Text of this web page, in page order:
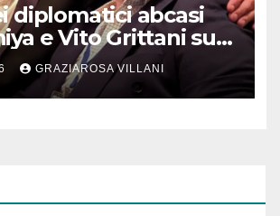
diplomatici abcasi
e Vito Grittani su
“ritiro
di Abcasia e
del Sud da parte della
GRAZIAROSA VILLANI